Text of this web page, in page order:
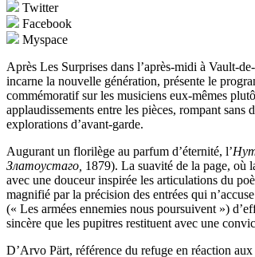
Twitter
Facebook
Myspace
Après Les Surprises dans l’après-midi à Vault-
incarne la nouvelle génération, présente le
commémoratif sur les musiciens eux-mêmes
applaudissements entre les pièces, rompant
explorations d’avant-garde.
Augurant un florilège au parfum d’éternité, l’
Златоустаго, 1879). La suavité de la page, où
avec une douceur inspirée les articulations du
magnifié par la précision des entrées qui
(« Les armées ennemies nous poursuivent »)
sincère que les pupitres restituent avec une
D’Arvo Pärt, référence du refuge en réaction